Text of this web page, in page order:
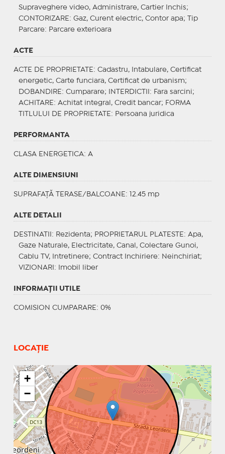
Supraveghere video, Administrare, Cartier Inchis;
CONTORIZARE : Gaz, Curent electric, Contor apa;
Tip
Parcare: Parcare exterioara
ACTE
ACTE DE PROPRIETATE : Cadastru, Intabulare, Certificat
energetic, Carte funciara, Certificat de urbanism;
DOBANDIRE : Cumparare; INTERDICTII : Fara sarcini;
ACHITARE : Achitat integral, Credit bancar; FORMA
TITLULUI DE PROPRIETATE : Persoana juridica
PERFORMANTA
CLASA ENERGETICA: A
ALTE DIMENSIUNI
SUPRAFAȚĂ TERASE/BALCOANE: 12.45 mp
ALTE DETALII
DESTINATII : Rezidenta; PROPRIETARUL PLATESTE : Apa,
Gaze Naturale, Electricitate, Canal, Colectare Gunoi,
Cablu TV, Intretinere; Contract Inchiriere: Neinchiriat;
VIZIONARI : Imobil liber
INFORMAŢII UTILE
COMISION CUMPARARE: 0%
LOCAȚIE
+
−